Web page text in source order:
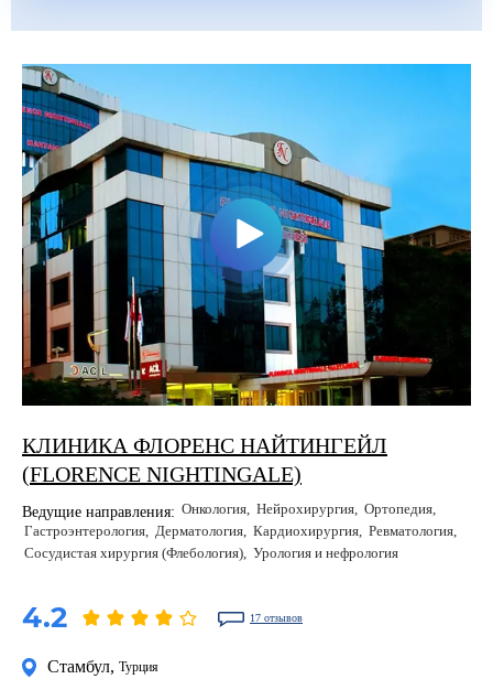
КЛИНИКА ФЛОРЕНС НАЙТИНГЕЙЛ
(FLORENCE NIGHTINGALE)
Ведущие направления: Онкология Нейрохирургия Ортопедия
Гастроэнтерология Дерматология Кардиохирургия Ревматология
Сосудистая хирургия (Флебология) Урология и нефрология
4.2 17 отзывов
Стамбул, Турция